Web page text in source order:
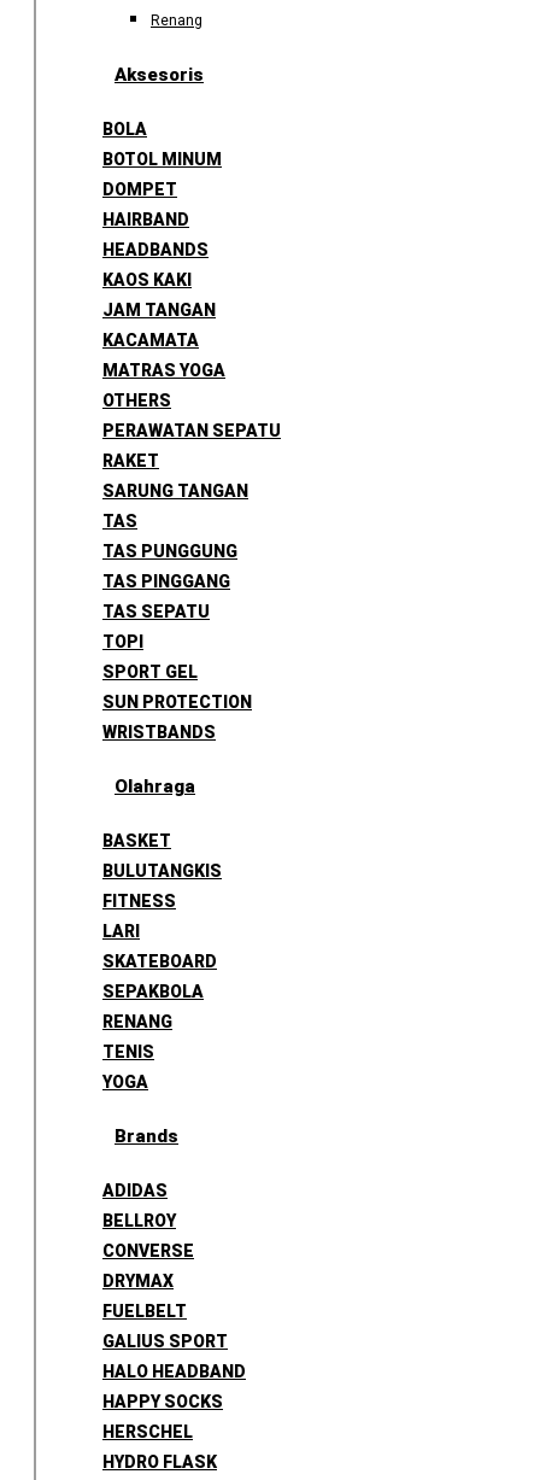
Renang
Aksesoris
BOLA
BOTOL MINUM
DOMPET
HAIRBAND
HEADBANDS
KAOS KAKI
JAM TANGAN
KACAMATA
MATRAS YOGA
OTHERS
PERAWATAN SEPATU
RAKET
SARUNG TANGAN
TAS
TAS PUNGGUNG
TAS PINGGANG
TAS SEPATU
TOPI
SPORT GEL
SUN PROTECTION
WRISTBANDS
Olahraga
BASKET
BULUTANGKIS
FITNESS
LARI
SKATEBOARD
SEPAKBOLA
RENANG
TENIS
YOGA
Brands
ADIDAS
BELLROY
CONVERSE
DRYMAX
FUELBELT
GALIUS SPORT
HALO HEADBAND
HAPPY SOCKS
HERSCHEL
HYDRO FLASK